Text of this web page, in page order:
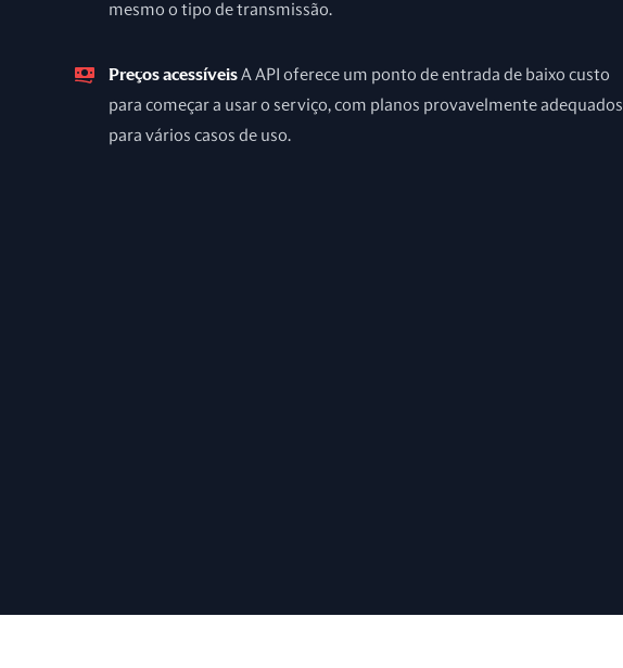
mesmo o tipo de transmissão.
Preços acessíveisA API oferece um ponto de entrada de baixo custo
para começar a usar o serviço, com planos provavelmente adequados
para vários casos de uso.